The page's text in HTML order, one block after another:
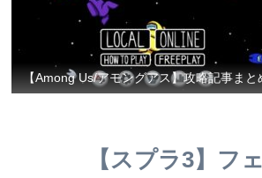
【Among Us/アモングアス】攻略記事まと
【スプラ3】フ